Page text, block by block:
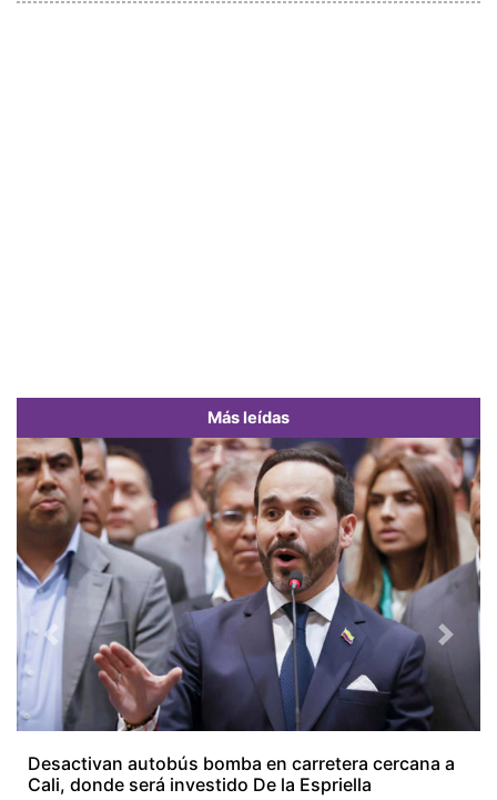
Más leídas
Desactivan autobús bomba en carretera cercana a
Cali, donde será investido De la Espriella
Previous Next